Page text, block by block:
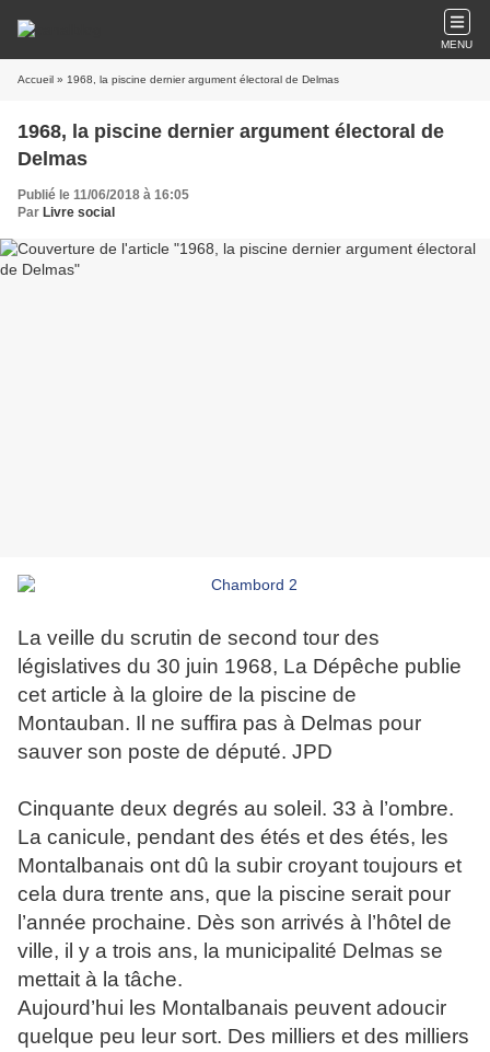
MENU
Accueil » 1968, la piscine dernier argument électoral de Delmas
1968, la piscine dernier argument électoral de
Delmas
Publié le 11/06/2018 à 16:05
Par Livre social
La veille du scrutin de second tour des
législatives du 30 juin 1968, La Dépêche publie
cet article à la gloire de la piscine de
Montauban. Il ne suffira pas à Delmas pour
sauver son poste de député. JPD
Cinquante deux degrés au soleil. 33 à l’ombre.
La canicule, pendant des étés et des étés, les
Montalbanais ont dû la subir croyant toujours et
cela dura trente ans, que la piscine serait pour
l’année prochaine. Dès son arrivés à l’hôtel de
ville, il y a trois ans, la municipalité Delmas se
mettait à la tâche.
Aujourd’hui les Montalbanais peuvent adoucir
quelque peu leur sort. Des milliers et des milliers